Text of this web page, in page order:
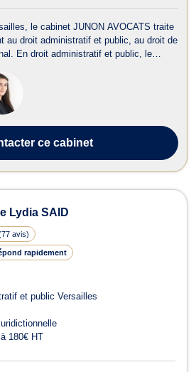
le cabinet JUNON AVOCATS traite
au droit administratif et public, au droit de
En droit administratif et public, le
d'une autorisation adminis...
ce cabinet
Lydia SAID
77 avis)
rapidement
et public Versailles
180€ HT